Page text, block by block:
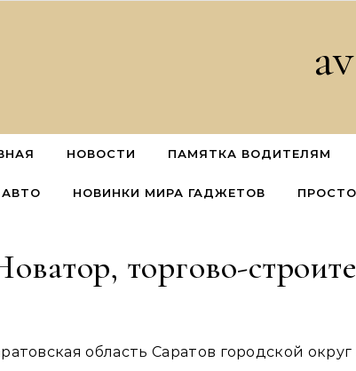
НОВОСТИ ПАМЯТКА ВОДИТЕЛЯМ
НОВИНКИ МИРА ГАДЖЕТОВ
торгово-
область Саратов городской